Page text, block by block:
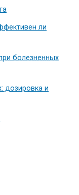
ли
болезненных
дозировка и